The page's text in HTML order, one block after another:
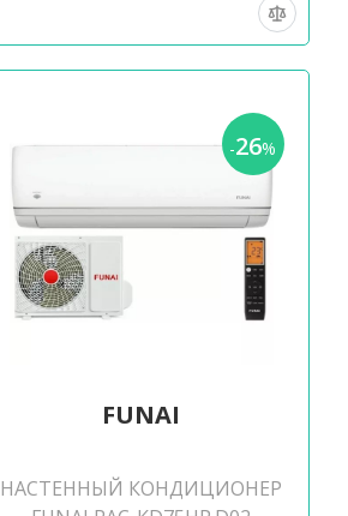
-26%
FUNAI
НАСТЕННЫЙ КОНДИЦИОНЕР